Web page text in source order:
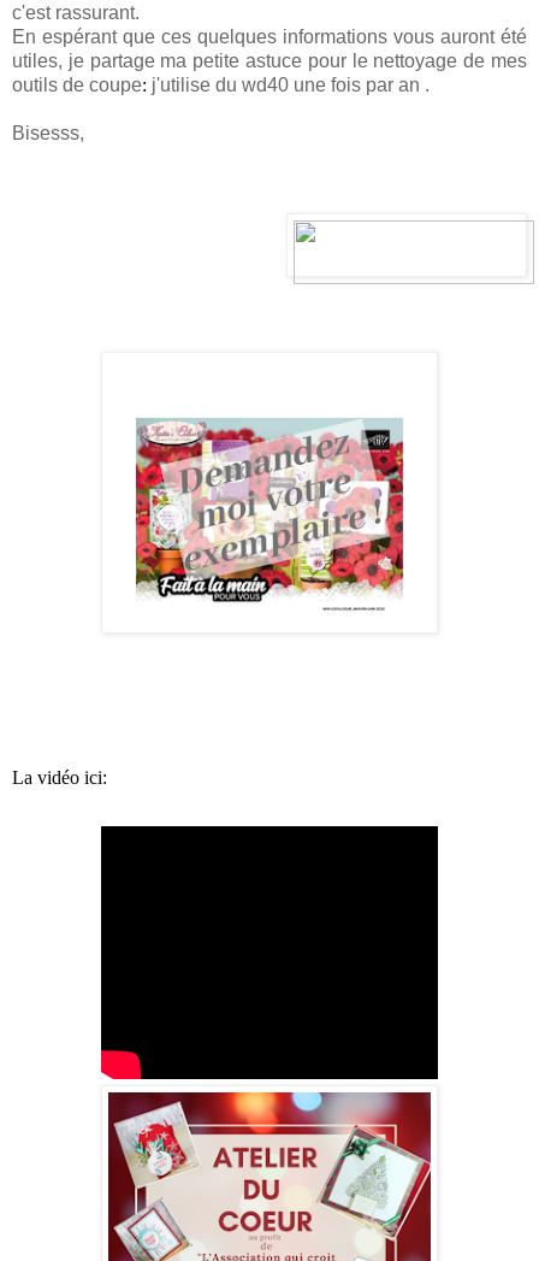
c'est rassurant.
En espérant que ces quelques informations vous auront été
utiles, je partage ma petite astuce pour le nettoyage de mes
outils de coupe: j'utilise du wd40 une fois par an .
Bisesss,
La vidéo ici: